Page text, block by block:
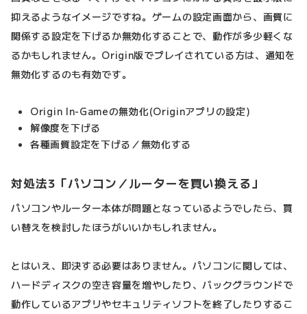
抑えるようなイメージですね。ゲームの設定画面から、画質に
関係する設定を下げるか無効化することで、動作が多少軽くな
るかもしれません。Origin版でプレイされている方は、通知を
無効化するのも有効です。
Origin In-Gameの無効化(Originアプリの設定)
解像度を下げる
各種画質設定を下げる／無効化する
対処法3「パソコン／ルーターを買い換える」
パソコンやルーター本体が問題となっているようでしたら、買
い替えを検討したほうがいいかもしれません。
とはいえ、即決する必要はありません。パソコンに関しては、
ハードディスクの空き容量を増やしたり、バックグラウンドで
動作しているアプリやセキュリティソフトを終了したりするこ